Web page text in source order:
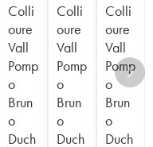
Colli
oure
Vall
Pomp
o
Brun
o
Duch
Colli
oure
Vall
Pomp
o
Brun
o
Duch
Colli
oure
Vall
Pomp
o
Brun
o
Duch